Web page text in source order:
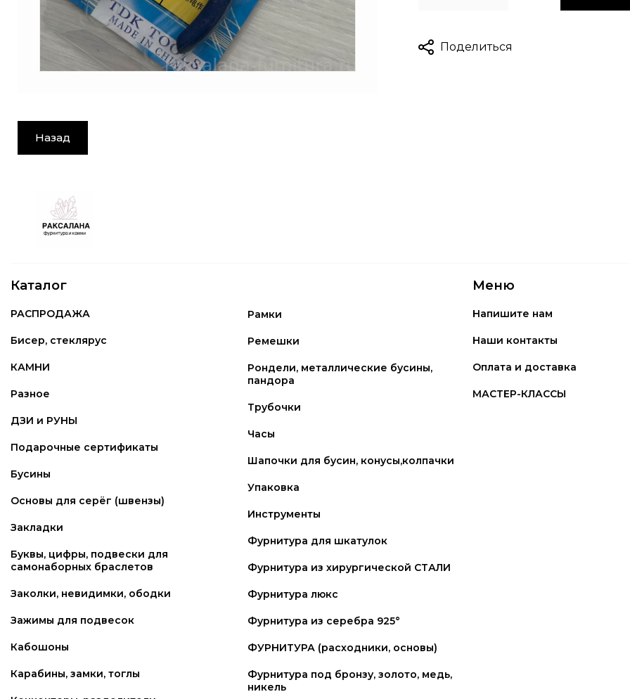
Поделиться
Назад
Каталог
РАСПРОДАЖА
Бисер, стеклярус
КАМНИ
Разное
ДЗИ и РУНЫ
Подарочные сертификаты
Бусины
Основы для серёг (швензы)
Закладки
Буквы, цифры, подвески для
самонаборных браслетов
Заколки, невидимки, ободки
Зажимы для подвесок
Кабошоны
Карабины, замки, тоглы
Рамки
Ремешки
Рондели, металлические бусины,
пандора
Трубочки
Часы
Шапочки для бусин, конусы,колпачки
Упаковка
Инструменты
Фурнитура для шкатулок
Фурнитура из хирургической СТАЛИ
Фурнитура люкс
Фурнитура из серебра 925°
ФУРНИТУРА (расходники, основы)
Фурнитура под бронзу, золото, медь,
никель
Меню
Напишите нам
Наши контакты
Оплата и доставка
МАСТЕР-КЛАССЫ